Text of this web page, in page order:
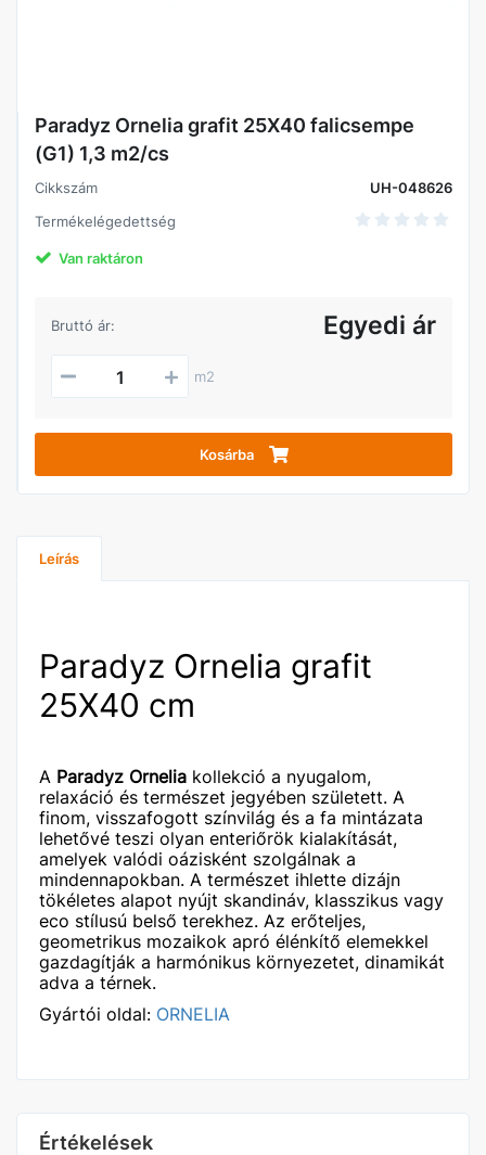
Paradyz Ornelia grafit 25X40 falicsempe
(G1) 1,3 m2/cs
Cikkszám
UH-048626
Termékelégedettség
Van raktáron
Bruttó ár: Egyedi ár
m2
Kosárba
Leírás
Paradyz Ornelia grafit
25X40 cm
A Paradyz Ornelia kollekció a nyugalom,
relaxáció és természet jegyében született. A
finom, visszafogott színvilág és a fa mintázata
lehetővé teszi olyan enteriőrök kialakítását,
amelyek valódi oázisként szolgálnak a
mindennapokban. A természet ihlette dizájn
tökéletes alapot nyújt skandináv, klasszikus vagy
eco stílusú belső terekhez. Az erőteljes,
geometrikus mozaikok apró élénkítő elemekkel
gazdagítják a harmónikus környezetet, dinamikát
adva a térnek.
Gyártói oldal: ORNELIA
Értékelések